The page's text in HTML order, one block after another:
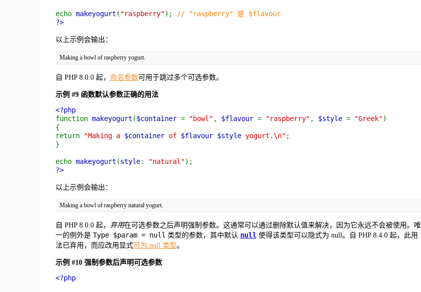
echo makeyogurt ( "raspberry"); // "raspberry" 是 $flavour
?>
以上示例会输出：
自 PHP 8.0.0 起， 命名参数可用于跳过多个可选参数。
示例 #9 函数默认参数正确的用法
<?php
function makeyogurt ($container = "bowl" , $flavour = "raspberry" , $style = "Greek")
{
return
"Making a $containerof $flavour $styleyogurt.\n" ;
}
echo makeyogurt (style: "natural");
?>
以上示例会输出：
自 PHP 8.0.0 起， 弃用在可选参数之后声明强制参数。这通常可以通过删除默认值来解决，因为它永远不会被使用。唯
一的例外是 Type $param = null 类型的参数，其中默认 null使得该类型可以隐式为 null。自 PHP 8.4.0 起，此用
法已弃用，而应改用显式可为 null 类型。
示例 #10 强制参数后声明可选参数
<?php